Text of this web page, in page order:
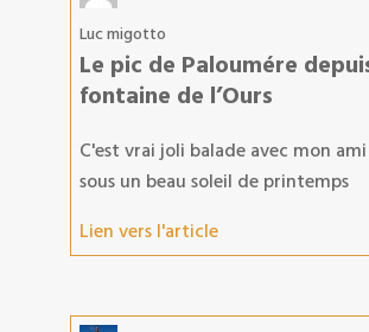
Luc migotto
Le pic de Paloumére
fontaine de l’Ours
C'est vrai joli balade avec mon
sous un beau soleil de printemps
Lien vers l'article